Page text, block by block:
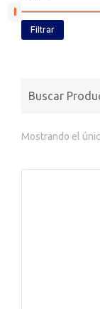
Filtrar
Mostrando el